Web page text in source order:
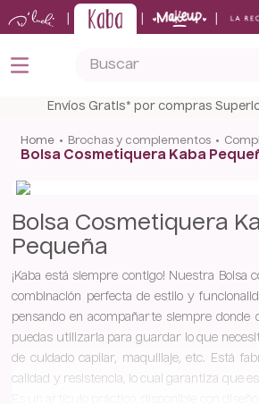
Envíos Gratis* por compras
brochas y complementos
Bolsa Cosmetiquera Kaba
Bolsa Cosmetiquera
Pequeña
¡Kaba está siempre contigo! Nuestra Bolsa
combinación perfecta de estilo y
pensando en acompañarte siempre
puedas utilizarla para guardar lo que
de cuidado capilar, maquillaje, etc. Está
calidad y resistencia, lo cual garantiza que
TÉRMINOS MÁS BUSCADOS
2.
shampoo
3.
4.
keratina
5 . tónico